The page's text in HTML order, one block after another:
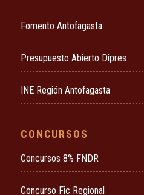
Fomento Antofagasta
Presupuesto Abierto Dipres
INE Región Antofagasta
CONCURSOS
Concursos 8% FNDR
Concurso Fic Regional